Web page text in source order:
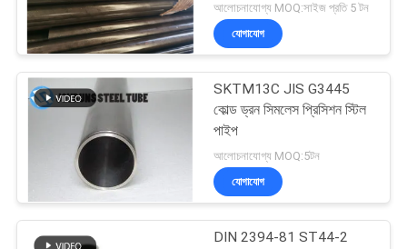
অ্যালুমিনিয়াম ব্রাস টিউব
আলোচনাযোগ্য MOQ:সাইজ প্রতি 5 টন
যোগাযোগ
SKTM13C JIS G3445
কোল্ড ড্রন সিমলেস প্রিসিশন স্টিল
পাইপ
আলোচনাযোগ্য MOQ:5টন
যোগাযোগ
DIN 2394-81 ST44-2